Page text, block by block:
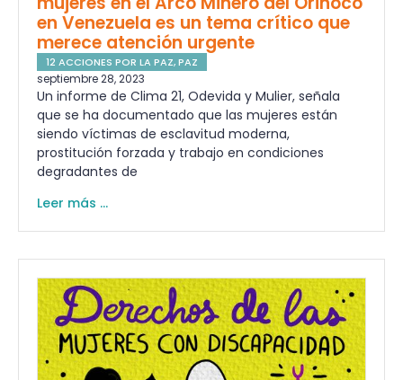
en Venezuela es un tema crítico que
merece atención urgente
12 ACCIONES POR LA PAZ,PAZ
septiembre 28, 2023
Un informe de Clima 21, Odevida y Mulier, señala
que se ha documentado que las mujeres están
siendo víctimas de esclavitud moderna,
prostitución forzada y trabajo en condiciones
degradantes de
Leer más ...